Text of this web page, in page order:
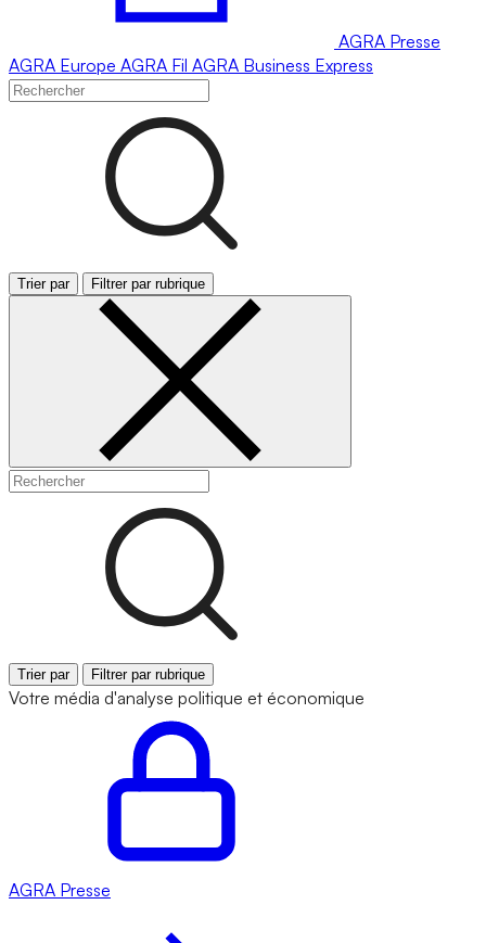
AGRA Presse
AGRA Europe AGRA Fil AGRA Business Express
Trier par Filtrer par rubrique
Trier par Filtrer par rubrique
Votre média d'analyse politique et économique
AGRA Presse